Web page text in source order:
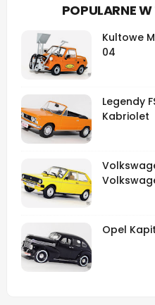
POPULARNE
Kultowe
04
Legendy
Kabriolet
Opel